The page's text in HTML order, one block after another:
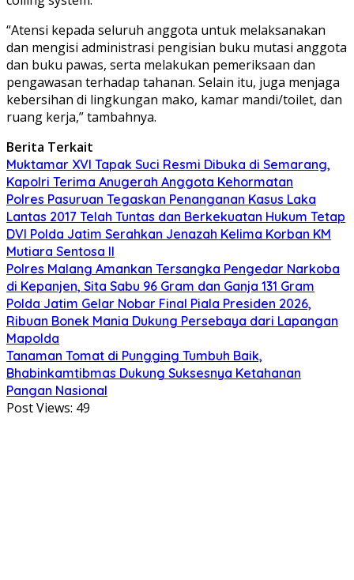
“Atensi kepada seluruh anggota untuk melaksanakan
dan mengisi administrasi pengisian buku mutasi anggota
dan buku pawas, serta melakukan pemeriksaan dan
pengawasan terhadap tahanan. Selain itu, juga menjaga
kebersihan di lingkungan mako, kamar mandi/toilet, dan
ruang kerja,” tambahnya.
Berita Terkait
Muktamar XVI Tapak Suci Resmi Dibuka di Semarang,
Kapolri Terima Anugerah Anggota Kehormatan
Polres Pasuruan Tegaskan Penanganan Kasus Laka
Lantas 2017 Telah Tuntas dan Berkekuatan Hukum Tetap
DVI Polda Jatim Serahkan Jenazah Kelima Korban KM
Mutiara Sentosa II
Polres Malang Amankan Tersangka Pengedar Narkoba
di Kepanjen, Sita Sabu 96 Gram dan Ganja 131 Gram
Polda Jatim Gelar Nobar Final Piala Presiden 2026,
Ribuan Bonek Mania Dukung Persebaya dari Lapangan
Mapolda
Tanaman Tomat di Pungging Tumbuh Baik,
Bhabinkamtibmas Dukung Suksesnya Ketahanan
Pangan Nasional
Post Views: 49